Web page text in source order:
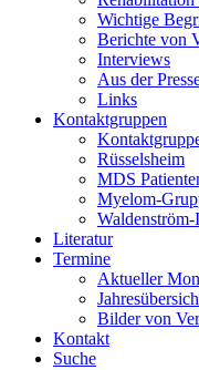
Wichtige
Berichte von
Interviews
Aus der
Links
Kontaktgruppen
Rüsselsheim
MDS
Myelom-
Waldenström-
Literatur
Termine
Aktueller
Bilder von
Kontakt
Suche